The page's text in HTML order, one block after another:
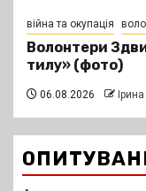
війна та окупація
Волонтери
тилу» (фото)
06.08.2026